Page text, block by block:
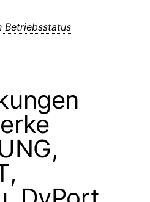
Betriebsstatus